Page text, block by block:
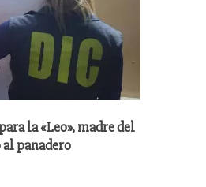
la «Leo», madre del
panadero